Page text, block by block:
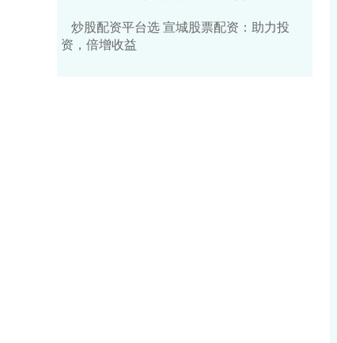
炒股配资平台选 宣城股票配资：助力投
资，倍增收益